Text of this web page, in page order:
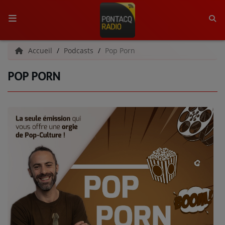
ACCUEIL
RADIO
L'ÉQUIPE
GRILLE DES PROGRAMMES
C'ÉTAIT QUOI CE TITRE ?
MÉDIAS
PODCASTS - SAISON 2026/2027
Accueil Podcasts Pop Porn
POP PORN